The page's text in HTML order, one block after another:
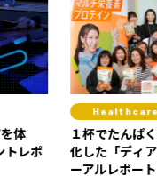
素も！ 読者の声で進
アクティブ」リニュ